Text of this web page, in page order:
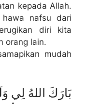
kepada Allah.
hawa nafsu dari
diri kita
orang lain.
mudah
بَارَكَ اللهُ لِي